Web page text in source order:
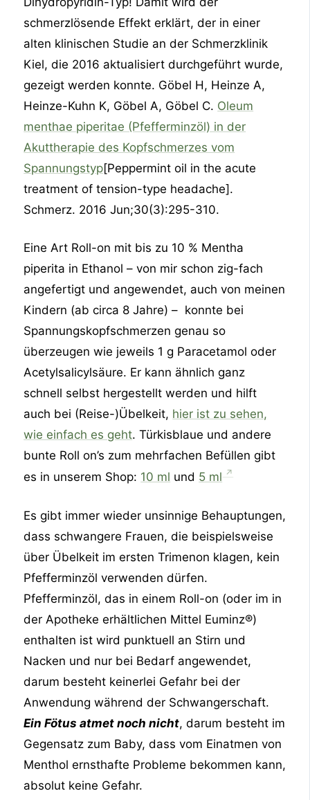
schmerzlösende Effekt erklärt, der in einer
alten klinischen Studie an der Schmerzklinik
Kiel, die 2016 aktualisiert durchgeführt wurde,
gezeigt werden konnte. Göbel H, Heinze A,
Heinze-Kuhn K, Göbel A, Göbel C. Oleum
menthae piperitae (Pfefferminzöl) in der
Akuttherapie des Kopfschmerzes vom
Spannungstyp[Peppermint oil in the acute
treatment of tension-type headache].
Schmerz. 2016 Jun;30(3):295-310.
Eine Art Roll-on mit bis zu 10 % Mentha
piperita in Ethanol – von mir schon zig-fach
angefertigt und angewendet, auch von meinen
Kindern (ab circa 8 Jahre) – konnte bei
Spannungskopfschmerzen genau so
überzeugen wie jeweils 1 g Paracetamol oder
Acetylsalicylsäure. Er kann ähnlich ganz
schnell selbst hergestellt werden und hilft
auch bei (Reise-)Übelkeit, hier ist zu sehen,
wie einfach es geht. Türkisblaue und andere
bunte Roll on’s zum mehrfachen Befüllen gibt
es in unserem Shop: ⁠10 ml⁠ und ⁠5 ml⁠
Es gibt immer wieder unsinnige Behauptungen,
dass schwangere Frauen, die beispielsweise
über Übelkeit im ersten Trimenon klagen, kein
Pfefferminzöl verwenden dürfen.
Pfefferminzöl, das in einem Roll-on (oder im in
der Apotheke erhältlichen Mittel Euminz®)
enthalten ist wird punktuell an Stirn und
Nacken und nur bei Bedarf angewendet,
darum besteht keinerlei Gefahr bei der
Anwendung während der Schwangerschaft.
Ein Fötus atmet noch nicht, darum besteht im
Gegensatz zum Baby, dass vom Einatmen von
Menthol ernsthafte Probleme bekommen kann,
absolut keine Gefahr.